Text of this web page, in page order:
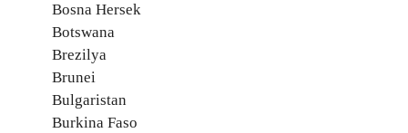
Bosna Hersek
Botswana
Brezilya
Brunei
Bulgaristan
Burkina Faso